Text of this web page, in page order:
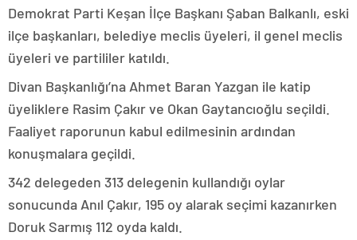
Demokrat Parti Keşan İlçe Başkanı Şaban Balkanlı, eski
ilçe başkanları, belediye meclis üyeleri, il genel meclis
üyeleri ve partililer katıldı.
Divan Başkanlığı’na Ahmet Baran Yazgan ile katip
üyeliklere Rasim Çakır ve Okan Gaytancıoğlu seçildi.
Faaliyet raporunun kabul edilmesinin ardından
konuşmalara geçildi.
342 delegeden 313 delegenin kullandığı oylar
sonucunda Anıl Çakır, 195 oy alarak seçimi kazanırken
Doruk Sarmış 112 oyda kaldı.